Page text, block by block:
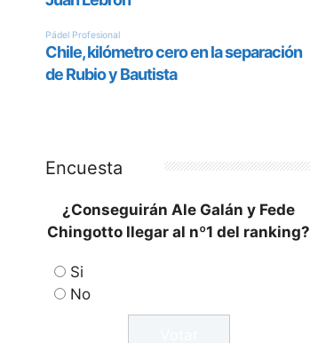
Encuesta
¿Conseguirán Ale Galán y Fede
Chingotto llegar al nº1 del ranking?
Si
No